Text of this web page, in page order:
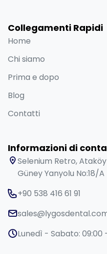
Collegamenti Rapidi
Home
Chi siamo
Prima e dopo
Blog
Contatti
Informazioni di
Selenium Retro, Ataköy
Güney Yanyolu No:18/
+90 538 416 61 91
Lunedì - Sabato: 09:00